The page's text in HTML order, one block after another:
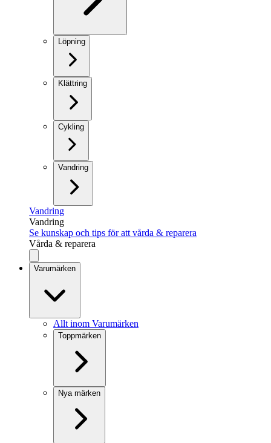
Löpning
Klättring
Cykling
Vandring
Vandring
Vandring
Se kunskap och tips för att vårda & reparera
Vårda & reparera
Varumärken
Allt inom Varumärken
Toppmärken
Nya märken